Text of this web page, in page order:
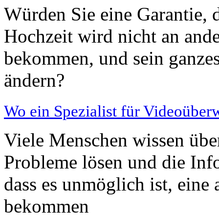
Würden Sie eine Garantie,
Hochzeit wird nicht an
bekommen, und sein
ändern?
Wo ein Spezialist für
Viele Menschen wissen
Probleme lösen und die
dass es unmöglich ist, eine
bekommen